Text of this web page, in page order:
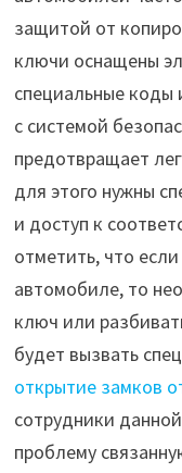
защитой от
ключи оснащены
специальные коды
с системой
предотвращает
для этого нужны
и доступ к
отметить, что
автомобиле, то
ключ или
будет вызвать
открытие замков
сотрудники
проблему